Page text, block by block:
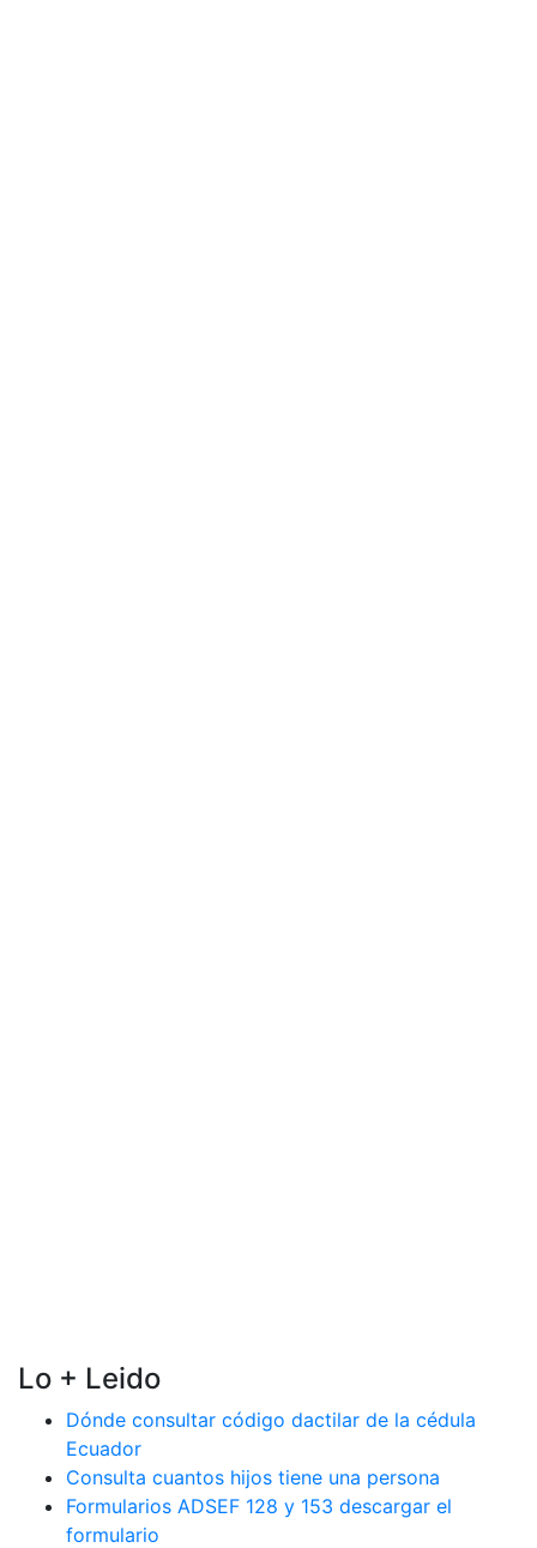
Lo + Leido
Dónde consultar código dactilar de la cédula
Ecuador
Consulta cuantos hijos tiene una persona
Formularios ADSEF 128 y 153 descargar el
formulario